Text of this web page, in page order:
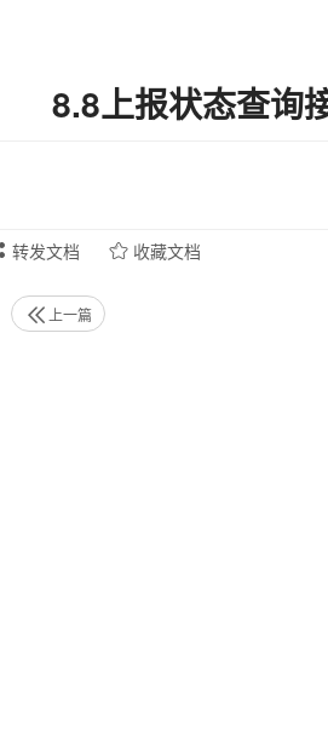
8.8上报状态查询
转发文档 收藏文档
上一篇